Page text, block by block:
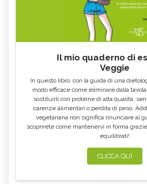
Il mio quaderno di
Veggie
In questo libro, con la guida di una
modo efficace come eliminare dalla
sostituirli con proteine di alta qualità,
carenze alimentari o perdita di peso.
vegetariana non significa rinunciare al
scoprirete come mantenervi in forma
equilibrati!
CLICCA QUI